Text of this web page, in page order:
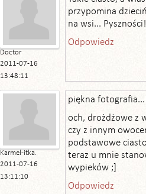
Doctor
2011-07-16
13:48:11
przypomina
na wsi...
Odpowiedz
Karmel-itka.
2011-07-16
13:11:10
piękna
och, drożdżowe z
czy z innym
podstawowe
teraz u mnie
wypieków ;]
Odpowiedz